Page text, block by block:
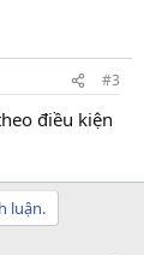
#3
điều kiện
luận.